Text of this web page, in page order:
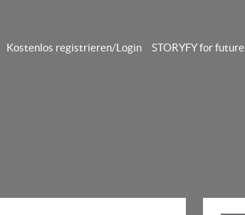
Kostenlos registrieren/Login STORYFY for future